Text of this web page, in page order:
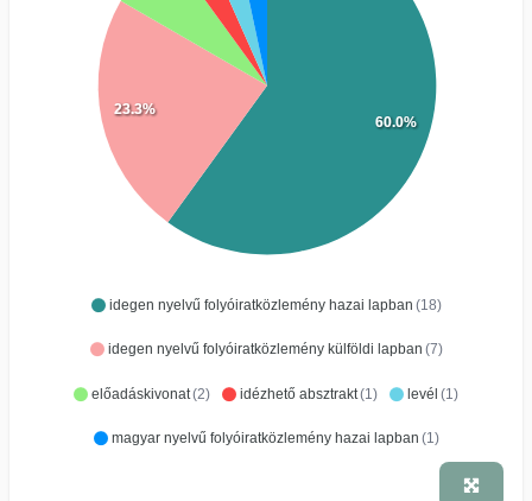
idegen nyelvű folyóiratközlemény hazai lapban (18)
idegen nyelvű folyóiratközlemény külföldi lapban (7)
előadáskivonat(2) idézhető absztrakt(1) levél (1)
magyar nyelvű folyóiratközlemény hazai lapban (1)
60.0%
23.3%